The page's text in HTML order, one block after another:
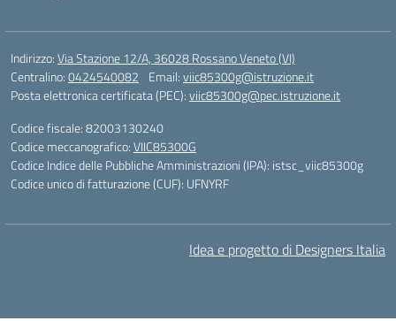
Indirizzo:Via Stazione 12/A, 36028 Rossano Veneto (VI)
Centralino:0424540082 Email:viic85300g@istruzione.it
Posta elettronica certificata (PEC):viic85300g@pec.istruzione.it
Codice fiscale: 82003130240
Codice meccanografico:VIIC85300G
Codice Indice delle Pubbliche Amministrazioni (IPA): istsc_viic85300g
Codice unico di fatturazione (CUF): UFNYRF
Idea e progetto di Designers Italia